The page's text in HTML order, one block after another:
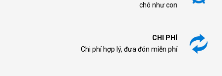
chó như con
CHI PHÍ
Chi phí hợp lý, đưa đón miễn phí